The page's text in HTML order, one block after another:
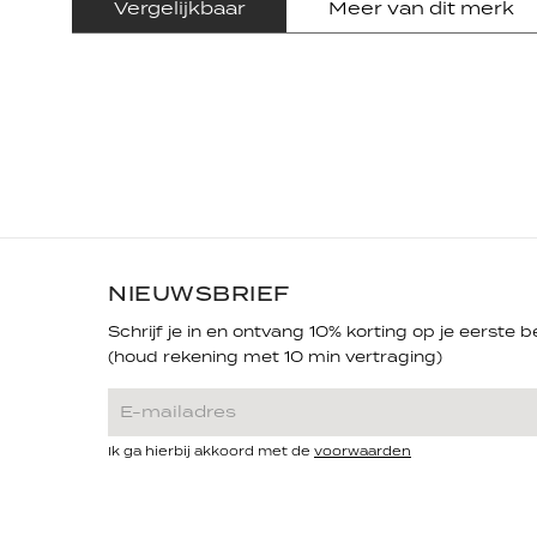
Vergelijkbaar Meer van dit merk
NIEUWSBRIEF
Schrijf je in en ontvang 10% korting op je eerste
(houd rekening met 10 min vertraging)
Ik ga hierbij akkoord met de voorwaarden